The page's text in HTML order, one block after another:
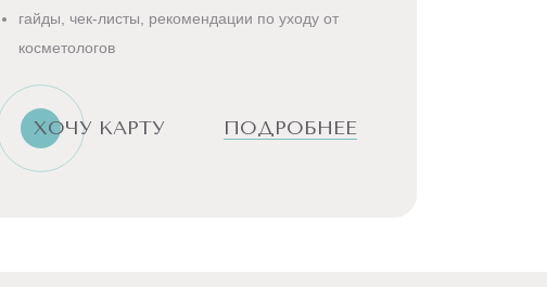
гайды, чек-листы, рекомендации по уходу от
косметологов
ХОЧУ КАРТУ ПОДРОБНЕЕ